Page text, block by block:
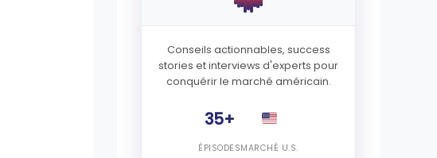
Conseils actionnables, success
stories et interviews d'experts pour
conquérir le marché américain.
35+
ÉPISODESMARCHÉ U.S.